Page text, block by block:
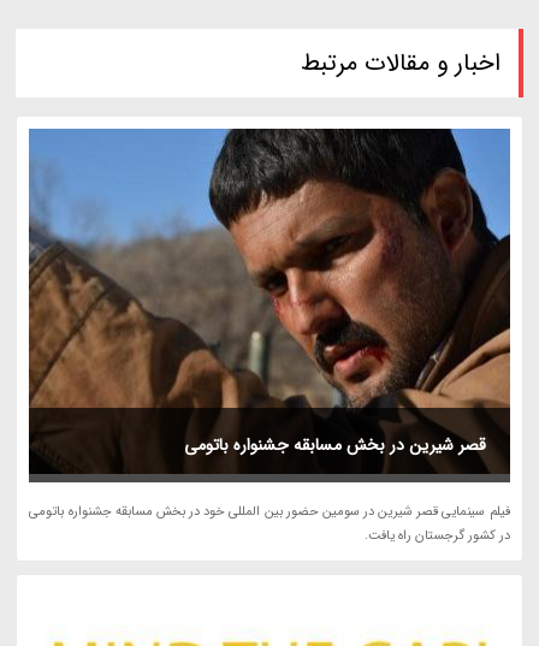
اخبار و مقالات مرتبط
قصر شیرین در بخش مسابقه جشنواره باتومی
فیلم سینمایی قصر شیرین در سومین حضور بین المللی خود در بخش مسابقه جشنواره باتومی
در کشور گرجستان راه یافت.